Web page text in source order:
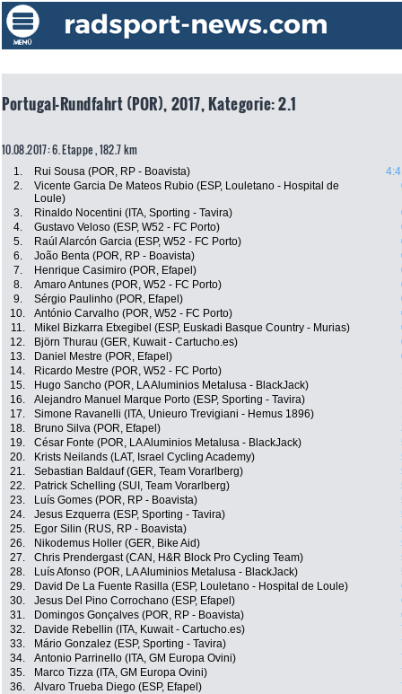
Portugal-Rundfahrt (POR), 2017, Kategorie: 2.1
10.08.2017: 6. Etappe , 182.7 km
1. Rui Sousa (POR, RP - Boavista)
2.
Vicente Garcia De Mateos Rubio (ESP, Louletano - Hospital de
Loule)
3. Rinaldo Nocentini (ITA, Sporting - Tavira)
4.
Gustavo Veloso (ESP, W52 - FC Porto)
5.
Raúl Alarcón Garcia (ESP, W52 - FC Porto)
6.
João Benta (POR, RP - Boavista)
7.
Henrique Casimiro (POR, Efapel)
8.
Amaro Antunes (POR, W52 - FC Porto)
9.
Sérgio Paulinho (POR, Efapel)
10.
António Carvalho (POR, W52 - FC Porto)
11.
Mikel Bizkarra Etxegibel (ESP, Euskadi Basque Country - Murias)
12.
Björn Thurau (GER, Kuwait - Cartucho.es)
13.
Daniel Mestre (POR, Efapel)
14.
Ricardo Mestre (POR, W52 - FC Porto)
15.
Hugo Sancho (POR, LA Aluminios Metalusa - BlackJack)
16.
Alejandro Manuel Marque Porto (ESP, Sporting - Tavira)
17.
Simone Ravanelli (ITA, Unieuro Trevigiani - Hemus 1896)
18.
Bruno Silva (POR, Efapel)
19.
César Fonte (POR, LA Aluminios Metalusa - BlackJack)
20.
Krists Neilands (LAT, Israel Cycling Academy)
21.
Sebastian Baldauf (GER, Team Vorarlberg)
22.
Patrick Schelling (SUI, Team Vorarlberg)
23.
Luís Gomes (POR, RP - Boavista)
24.
Jesus Ezquerra (ESP, Sporting - Tavira)
25.
Egor Silin (RUS, RP - Boavista)
26.
Nikodemus Holler (GER, Bike Aid)
27.
Chris Prendergast (CAN, H&R Block Pro Cycling Team)
28.
Luís Afonso (POR, LA Aluminios Metalusa - BlackJack)
29.
David De La Fuente Rasilla (ESP, Louletano - Hospital de Loule)
30.
Jesus Del Pino Corrochano (ESP, Efapel)
31.
Domingos Gonçalves (POR, RP - Boavista)
32.
Davide Rebellin (ITA, Kuwait - Cartucho.es)
33.
Mário Gonzalez (ESP, Sporting - Tavira)
34.
Antonio Parrinello (ITA, GM Europa Ovini)
35.
Marco Tizza (ITA, GM Europa Ovini)
36.
Alvaro Trueba Diego (ESP, Efapel)